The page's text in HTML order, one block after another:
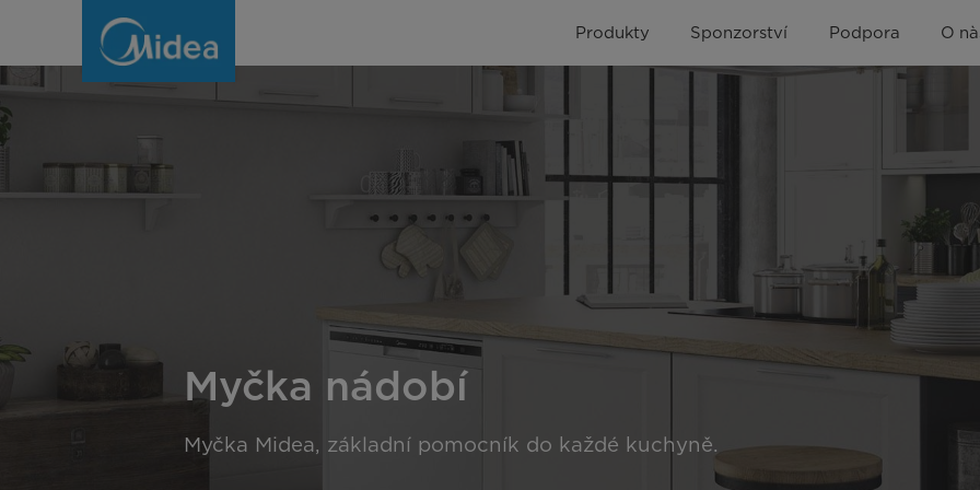
nádobí
Produkty Sponzorství Podpora O
Myčka nádobí
Myčka Midea, základní pomocník do každé kuchyně.